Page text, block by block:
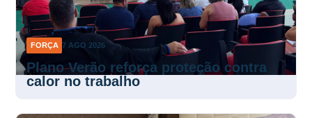
FORÇA 7 AGO 2026
Plano Verão reforça proteção contra
calor no trabalho